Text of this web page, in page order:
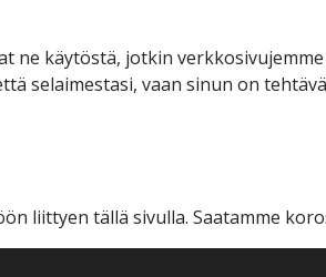
ne käytöstä, jotkin
selaimestasi, vaan sinun on
liittyen tällä sivulla. Saatamme